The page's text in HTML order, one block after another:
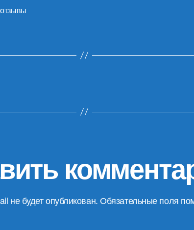
отзывы
не будет опубликован. Обязательные поля